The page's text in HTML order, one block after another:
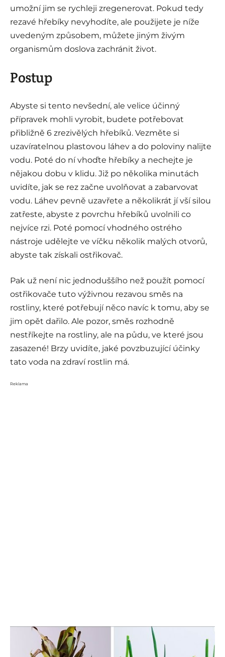
umožní jim se rychleji zregenerovat. Pokud tedy
rezavé hřebíky nevyhodíte, ale použijete je níže
uvedeným způsobem, můžete jiným živým
organismům doslova zachránit život.
Postup
Abyste si tento nevšední, ale velice účinný
přípravek mohli vyrobit, budete potřebovat
přibližně 6 zrezivělých hřebíků. Vezměte si
uzavíratelnou plastovou láhev a do poloviny nalijte
vodu. Poté do ní vhoďte hřebíky a nechejte je
nějakou dobu v klidu. Již po několika minutách
uvidíte, jak se rez začne uvolňovat a zabarvovat
vodu. Láhev pevně uzavřete a několikrát jí vší silou
zatřeste, abyste z povrchu hřebíků uvolnili co
nejvíce rzi. Poté pomocí vhodného ostrého
nástroje udělejte ve víčku několik malých otvorů,
abyste tak získali ostřikovač.
Pak už není nic jednoduššího než použít pomocí
ostřikovače tuto výživnou rezavou směs na
rostliny, které potřebují něco navíc k tomu, aby se
jim opět dařilo. Ale pozor, směs rozhodně
nestříkejte na rostliny, ale na půdu, ve které jsou
zasazené! Brzy uvidíte, jaké povzbuzující účinky
tato voda na zdraví rostlin má.
Reklama